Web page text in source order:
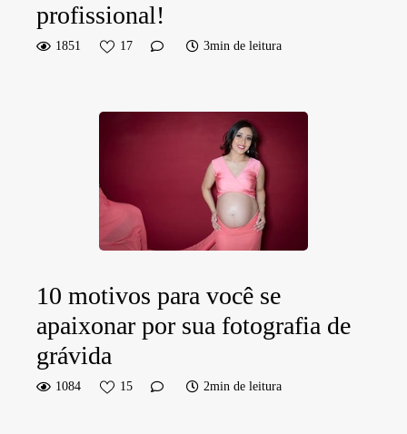
profissional!
1851 17 3min de leitura
10 motivos para você se
apaixonar por sua fotografia de
grávida
1084 15 2min de leitura